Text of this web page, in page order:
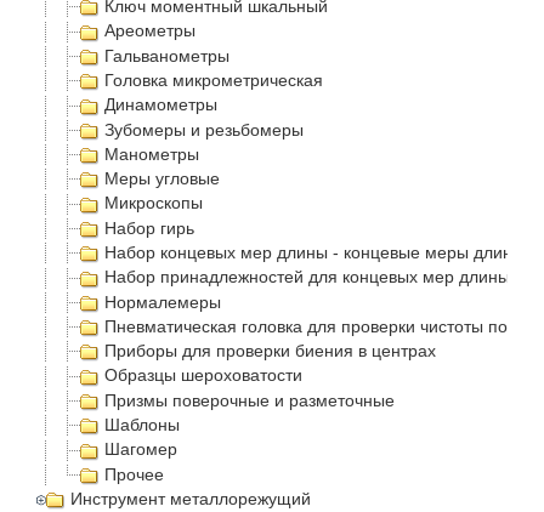
Ключ моментный шкальный
Ареометры
Гальванометры
Головка микрометрическая
Динамометры
Зубомеры и резьбомеры
Манометры
Меры угловые
Микроскопы
Набор гирь
Набор концевых мер длины - концевые меры длинны
Набор принадлежностей для концевых мер длины
Нормалемеры
Пневматическая головка для проверки чистоты
Приборы для проверки биения в центрах
Образцы шероховатости
Призмы поверочные и разметочные
Шаблоны
Шагомер
Прочее
Инструмент металлорежущий